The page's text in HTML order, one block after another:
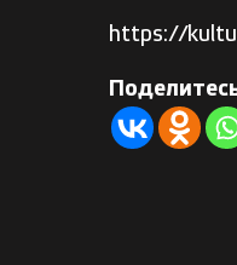
https://